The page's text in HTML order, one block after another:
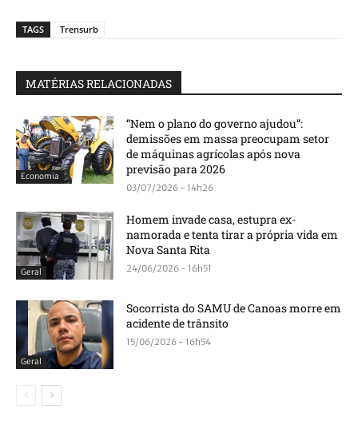
TAGS Trensurb
MATÉRIAS RELACIONADAS
Economia
“Nem o plano do governo ajudou”:
demissões em massa preocupam setor
de máquinas agrícolas após nova
previsão para 2026
03/07/2026 - 14h26
Geral
Homem invade casa, estupra ex-
namorada e tenta tirar a própria vida em
Nova Santa Rita
24/06/2026 - 16h51
Geral
Socorrista do SAMU de Canoas morre em
acidente de trânsito
15/06/2026 - 16h54